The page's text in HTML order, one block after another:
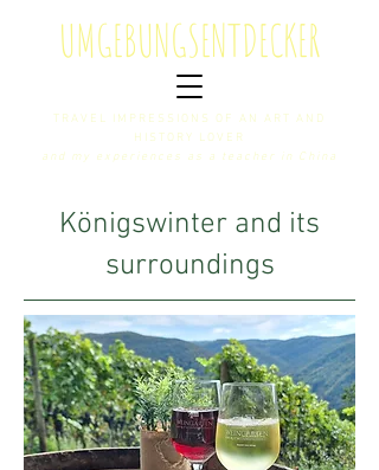
TRAVEL IMPRESSIONS OF AN ART AND
HISTORY LOVER
and my experiences as a teacher in China
UMGEBUNGSENTDECKER
Königswinter and its
surroundings